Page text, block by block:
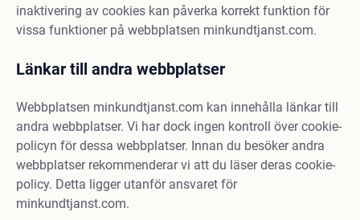
inaktivering av cookies kan påverka korrekt funktion för
vissa funktioner på webbplatsen minkundtjanst.com.
Länkar till andra webbplatser
Webbplatsen minkundtjanst.com kan innehålla länkar till
andra webbplatser. Vi har dock ingen kontroll över cookie-
policyn för dessa webbplatser. Innan du besöker andra
webbplatser rekommenderar vi att du läser deras cookie-
policy. Detta ligger utanför ansvaret för
minkundtjanst.com.